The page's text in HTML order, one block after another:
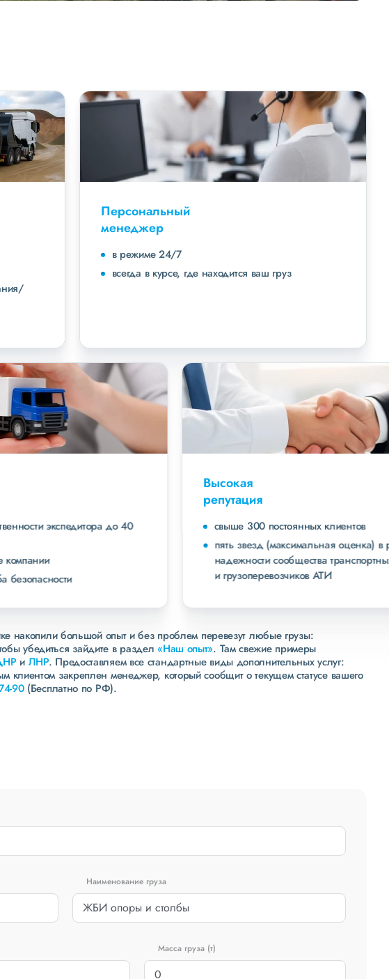
Персональный
менеджер
в режиме 24/7
всегда в курсе, где находится ваш груз
до 40
свыше 300 постоянных клиентов
пять звезд (максимальная оценка) в рейтинге
надежности сообщества транспортных компаний
и грузоперевозчиков АТИ
накопили большой опыт и без проблем перевезут любые грузы:
убедиться зайдите в раздел«Наш опыт». Там свежие примеры
и ЛНР. Предоставляем все стандартные виды дополнительных услуг:
клиентом закреплен менеджер, который сообщит о текущем статусе вашего
90(Бесплатно по РФ).
Наименование груза
Масса груза (т)